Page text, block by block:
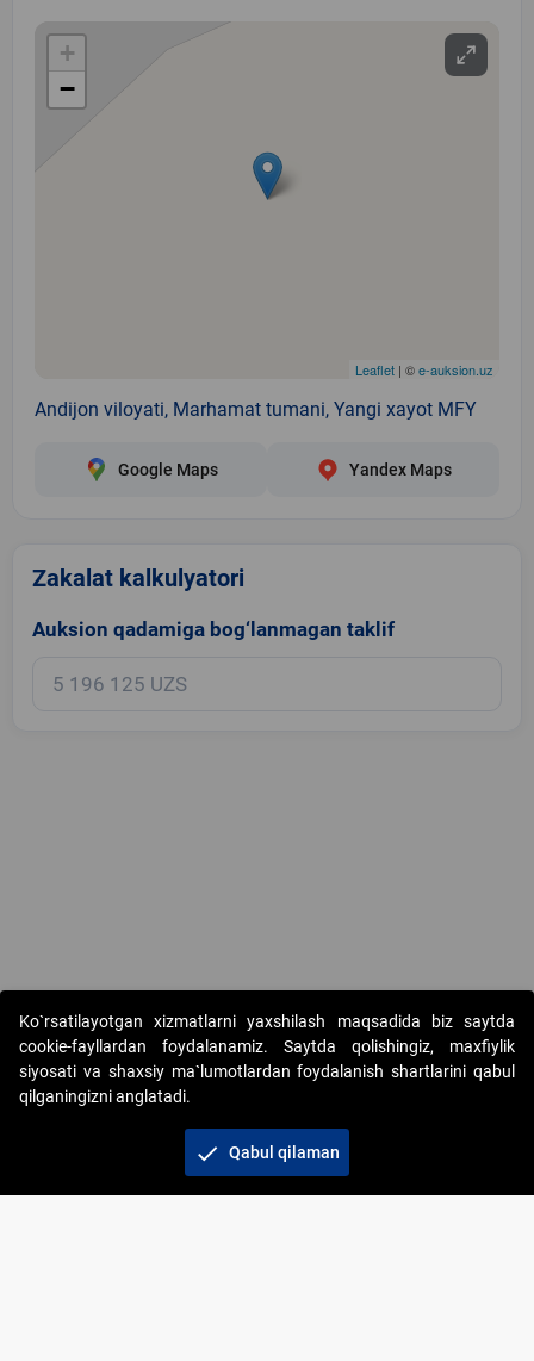
+
−
Leaflet | ©e-auksion.uz
Andijon viloyati, Marhamat tumani, Yangi xayot MFY
Google Maps Yandex Maps
Zakalat kalkulyatori
Auksion qadamiga bog‘lanmagan taklif
Copyright © 2017-2026. "Elektron onlayn-auksionlarni tashkil etish"
AJ. Barcha huquqlar himoyalangan
+998 71 202-21-11
Ko`rsatilayotgan xizmatlarni yaxshilash maqsadida biz saytda
cookie-fayllardan foydalanamiz. Saytda qolishingiz, maxfiylik
siyosati va shaxsiy ma`lumotlardan foydalanish shartlarini qabul
qilganingizni anglatadi.
check Qabul qilaman